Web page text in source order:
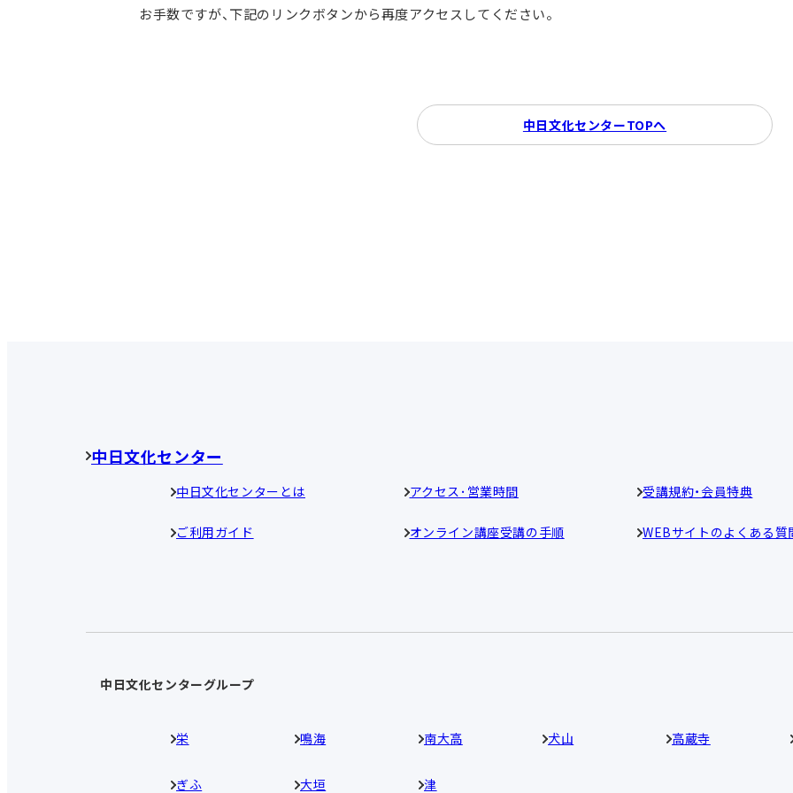
お手数ですが、下記のリンクボタンから再度アクセスしてください。
中日文化センターTOPへ
中日文化センター
中日文化センターとは アクセス･営業時間 受講規約・会員特典
ご利用ガイド オンライン講座受講の手順 WEBサイトのよくある質
中日文化センターグループ
栄 鳴海 南大高 犬山 高蔵寺
ぎふ 大垣 津